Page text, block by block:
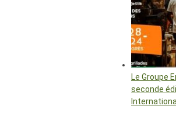
Le Groupe
seconde